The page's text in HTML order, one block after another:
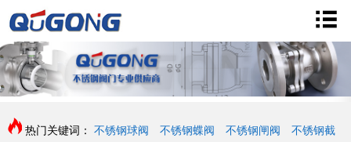
热门关键词： 不锈钢球阀 不锈钢蝶阀 不锈钢闸阀
不锈钢截